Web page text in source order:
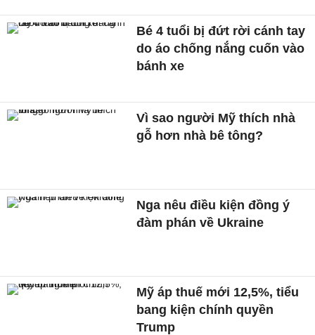
Bé 4 tuổi bị đứt rời cánh tay
do áo chống nắng cuốn vào
bánh xe
Vì sao người Mỹ thích nhà
gỗ hơn nhà bê tông?
Nga nêu điều kiện đồng ý
đàm phán về Ukraine
Mỹ áp thuế mới 12,5%, tiểu
bang kiện chính quyền
Trump